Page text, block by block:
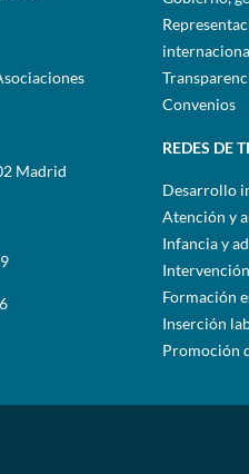
Madrid
Convenios
REDES DE
Desarrollo
Atención y
Infancia y
Formación
Inserción
Promoción